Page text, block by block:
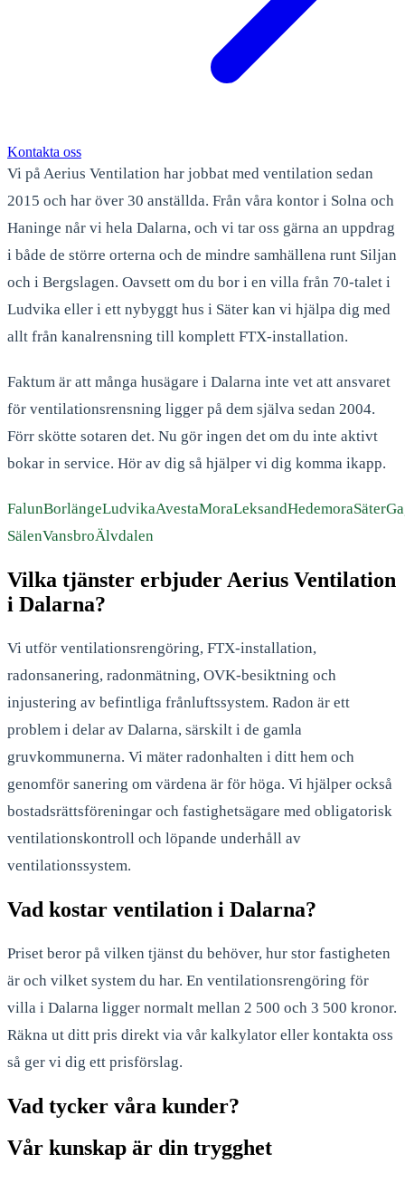
Kontakta oss
Vi på Aerius Ventilation har jobbat med ventilation sedan
2015 och har över 30 anställda. Från våra kontor i Solna och
Haninge når vi hela Dalarna, och vi tar oss gärna an uppdrag
i både de större orterna och de mindre samhällena runt Siljan
och i Bergslagen. Oavsett om du bor i en villa från 70-talet i
Ludvika eller i ett nybyggt hus i Säter kan vi hjälpa dig med
allt från kanalrensning till komplett FTX-installation.
Faktum är att många husägare i Dalarna inte vet att ansvaret
för ventilationsrensning ligger på dem själva sedan 2004.
Förr skötte sotaren det. Nu gör ingen det om du inte aktivt
bokar in service. Hör av dig så hjälper vi dig komma ikapp.
FalunBorlängeLudvikaAvestaMoraLeksandHedemoraSäter
SälenVansbroÄlvdalen
Vilka tjänster erbjuder Aerius Ventilation
i Dalarna?
Vi utför ventilationsrengöring, FTX-installation,
radonsanering, radonmätning, OVK-besiktning och
injustering av befintliga frånluftssystem. Radon är ett
problem i delar av Dalarna, särskilt i de gamla
gruvkommunerna. Vi mäter radonhalten i ditt hem och
genomför sanering om värdena är för höga. Vi hjälper också
bostadsrättsföreningar och fastighetsägare med obligatorisk
ventilationskontroll och löpande underhåll av
ventilationssystem.
Vad kostar ventilation i Dalarna?
Priset beror på vilken tjänst du behöver, hur stor fastigheten
är och vilket system du har. En ventilationsrengöring för
villa i Dalarna ligger normalt mellan 2 500 och 3 500 kronor.
Räkna ut ditt pris direkt via vår kalkylator eller kontakta oss
så ger vi dig ett prisförslag.
Vad tycker våra kunder?
Vår kunskap är din trygghet